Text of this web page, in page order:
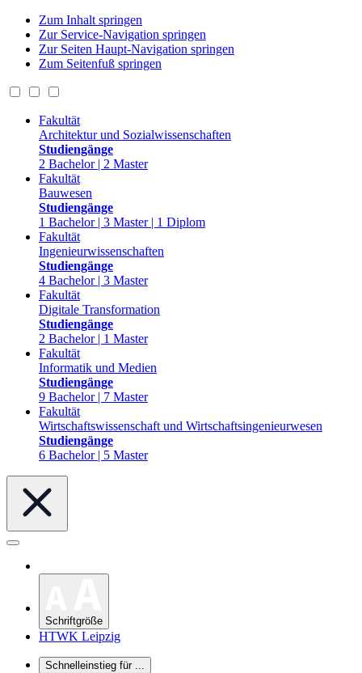
Zum Inhalt springen
Zur Service-Navigation springen
Zur Seiten Haupt-Navigation springen
Zum Seitenfuß springen
Fakultät
Architektur und Sozialwissenschaften
Studiengänge
2 Bachelor | 2 Master
Fakultät
Bauwesen
Studiengänge
1 Bachelor | 3 Master | 1 Diplom
Fakultät
Ingenieurwissenschaften
Studiengänge
4 Bachelor | 3 Master
Fakultät
Digitale Transformation
Studiengänge
2 Bachelor | 1 Master
Fakultät
Informatik und Medien
Studiengänge
9 Bachelor | 7 Master
Fakultät
Wirtschaftswissenschaft und Wirtschaftsingenieurwesen
Studiengänge
6 Bachelor | 5 Master
Schriftgröße
HTWK Leipzig
Schnelleinstieg für ...